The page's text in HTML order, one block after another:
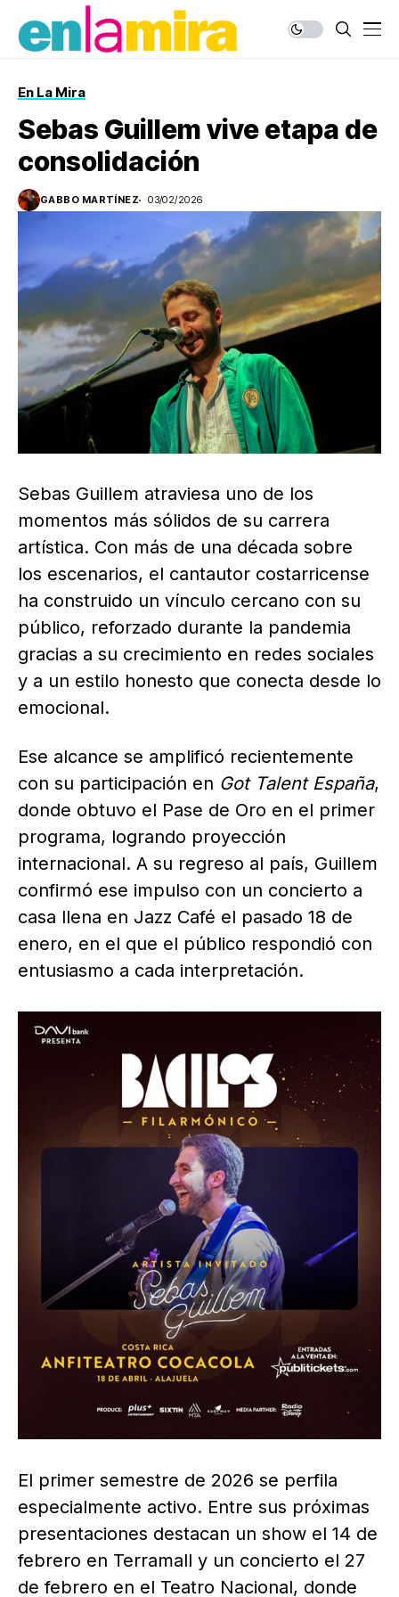
En La Mira
Sebas Guillem vive etapa de
consolidación
GABBO MARTÍNEZ 03/02/2026
Sebas Guillem atraviesa uno de los
momentos más sólidos de su carrera
artística. Con más de una década sobre
los escenarios, el cantautor costarricense
ha construido un vínculo cercano con su
público, reforzado durante la pandemia
gracias a su crecimiento en redes sociales
y a un estilo honesto que conecta desde lo
emocional.
Ese alcance se amplificó recientemente
con su participación en Got Talent España,
donde obtuvo el Pase de Oro en el primer
programa, logrando proyección
internacional. A su regreso al país, Guillem
confirmó ese impulso con un concierto a
casa llena en Jazz Café el pasado 18 de
enero, en el que el público respondió con
entusiasmo a cada interpretación.
El primer semestre de 2026 se perfila
especialmente activo. Entre sus próximas
presentaciones destacan un show el 14 de
febrero en Terramall y un concierto el 27
de febrero en el Teatro Nacional, donde